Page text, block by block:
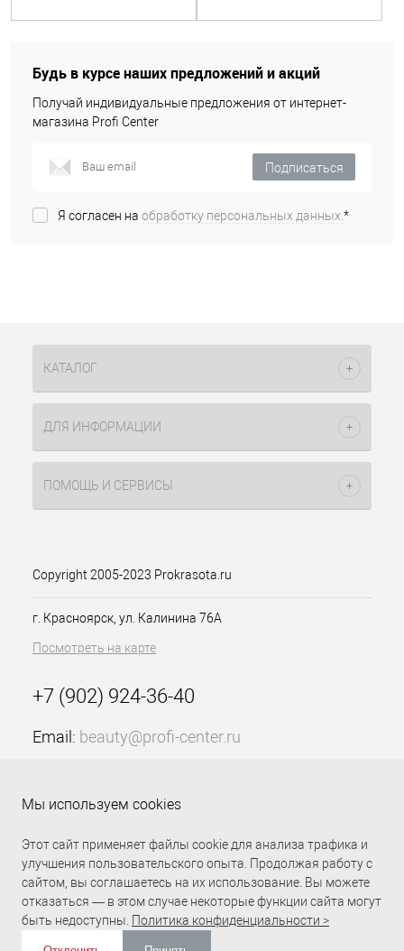
Будь в курсе наших предложений и акций
Получай индивидуальные предложения от интернет-
магазина Profi Center
Подписаться
Я согласен на обработку персональных данных.*
КАТАЛОГ
ДЛЯ ИНФОРМАЦИИ
ПОМОЩЬ И СЕРВИСЫ
Copyright 2005-2023 Prokrasota.ru
г. Красноярск, ул. Калинина 76А
Посмотреть на карте
+7 (902) 924-36-40
Email: beauty@profi-center.ru
Прямая связь Profi Center
Мы используем cookies
Этот сайт применяет файлы cookie для анализа трафика и
улучшения пользовательского опыта. Продолжая работу с
сайтом, вы соглашаетесь на их использование. Вы можете
отказаться — в этом случае некоторые функции сайта могут
быть недоступны. Политика конфиденциальности >